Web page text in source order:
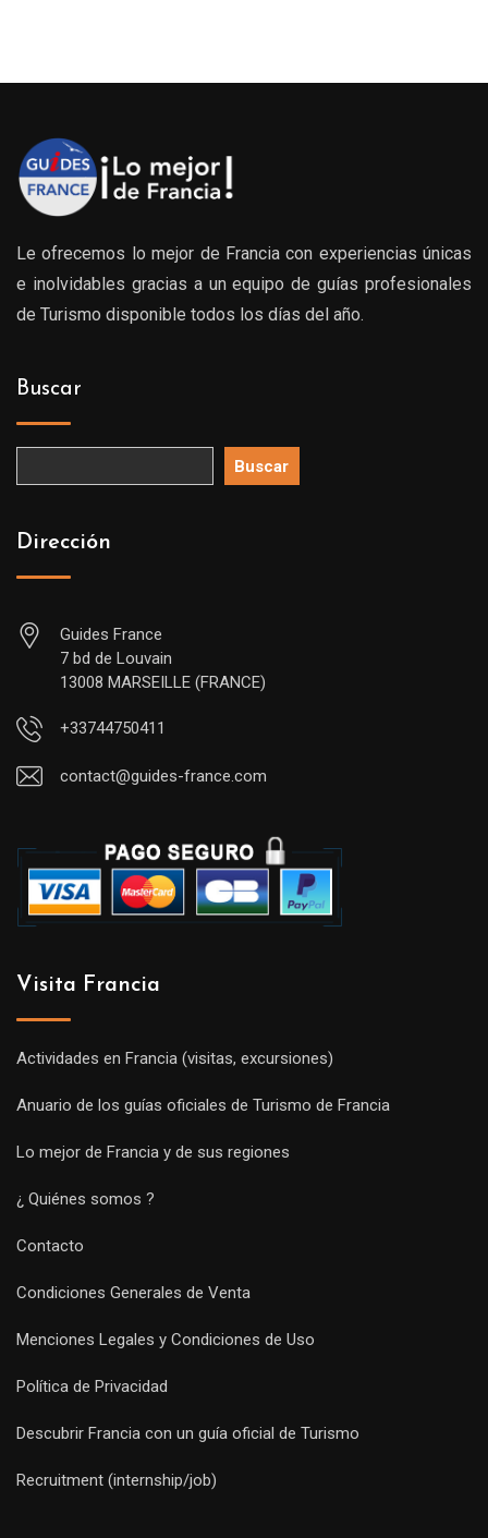
Le ofrecemos lo mejor de Francia con experiencias únicas
e inolvidables gracias a un equipo de guías profesionales
de Turismo disponible todos los días del año.
Buscar
Buscar
Dirección
Guides France
7 bd de Louvain
13008 MARSEILLE (FRANCE)
+33744750411
contact@guides-france.com
Visita Francia
Actividades en Francia (visitas, excursiones)
Anuario de los guías oficiales de Turismo de Francia
Lo mejor de Francia y de sus regiones
¿ Quiénes somos ?
Contacto
Condiciones Generales de Venta
Menciones Legales y Condiciones de Uso
Política de Privacidad
Descubrir Francia con un guía oficial de Turismo
Recruitment (internship/job)